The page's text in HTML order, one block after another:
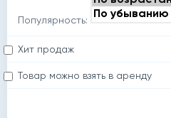
Популярность:
Хит продаж
Товар можно взять в аренду